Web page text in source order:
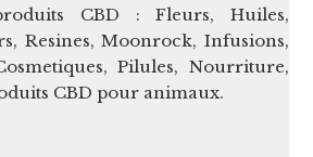
CBD : Fleurs, Huiles,
Resines, Moonrock, Infusions,
Pilules, Nourriture,
CBD pour animaux.